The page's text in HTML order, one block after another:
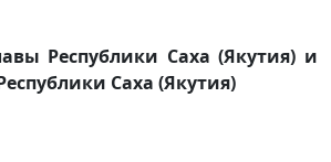
Республики Саха (Якутия) и
Саха (Якутия)